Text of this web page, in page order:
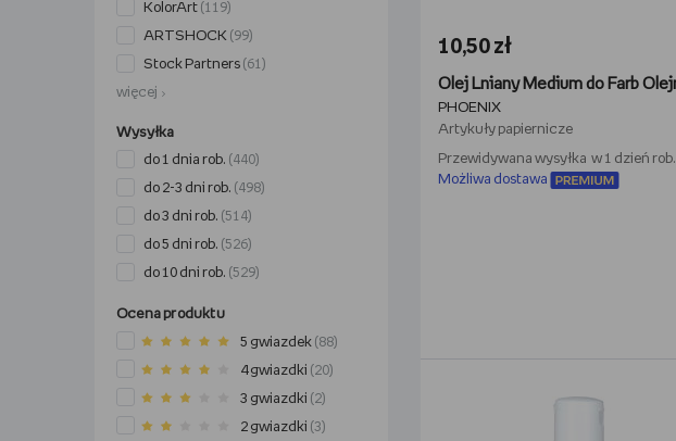
KolorArt (119)
ARTSHOCK (99)
Stock Partners (61)
więcej
Wysyłka
do 1 dnia rob. (440)
do 2-3 dni rob. (498)
do 3 dni rob. (514)
do 5 dni rob. (526)
do 10 dni rob. (529)
Ocena produktu
5 gwiazdek (88)
4 gwiazdki (20)
3 gwiazdki (2)
2 gwiazdki (3)
10,50 zł
PHOENIX
Artykuły papiernicze
Przewidywana wysyłka w 1 dzień rob.
Możliwa dostawa